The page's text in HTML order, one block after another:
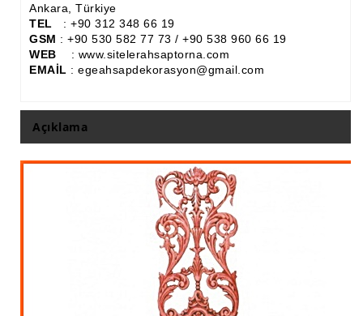
Diğer Ahşap Ürünler
Dekoratif Çıta İmalatı, Modelleri
Kartonpiyer Kapı Vitrin Çıtaları
Kontraplak Aplik İmalatı Modelleri
Köşe ve Kartonpiyer Profilleri
Ankara, Türkiye
TEL : +90 312 348 66 19
GSM : +90 530 582 77 73 / +90 538 960 66 19
WEB : www.sitelerahsaptorna.com
EMAİL : egeahsapdekorasyon@gmail.com
Açıklama